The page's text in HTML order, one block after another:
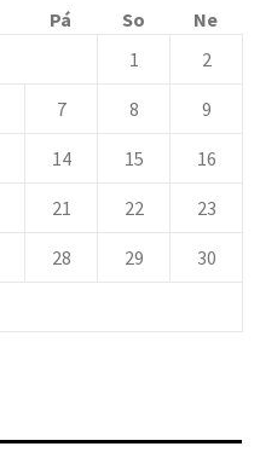
Pá So
Ne
1
2
7 8 9
14 15 16
21 22 23
28 29 30